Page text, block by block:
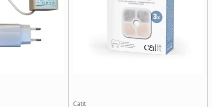
Catit